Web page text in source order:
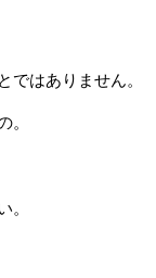
ではありません。
。
。